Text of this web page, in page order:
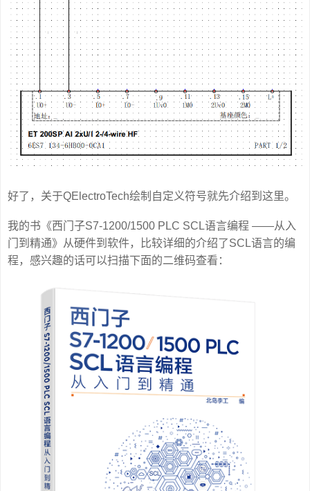
好了，关于QElectroTech绘制自定义符号就先介绍到这里。
我的书《西门子S7-1200/1500 PLC SCL语言编程 ——从入
门到精通》从硬件到软件，比较详细的介绍了SCL语言的编
程，感兴趣的话可以扫描下面的二维码查看：